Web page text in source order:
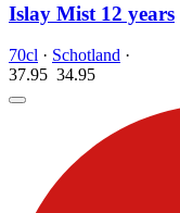
Islay Mist 12 years
70cl · Schotland ·
37.95 34.95